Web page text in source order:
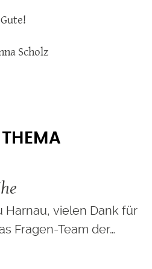
Scholz
Harnau, vielen Dank für
Fragen-Team der…